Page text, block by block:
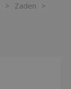
> Zaden >